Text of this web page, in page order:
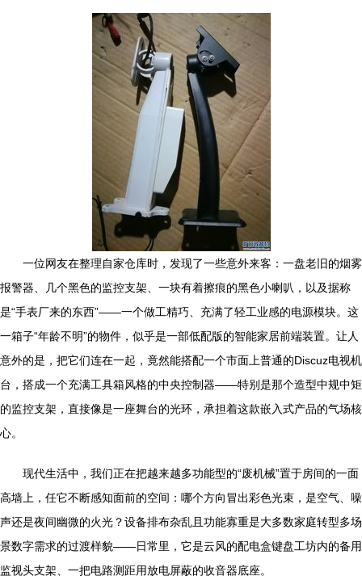
一位网友在整理自家仓库时，发现了一些意外来客：一盘老旧的烟雾
报警器、几个黑色的监控支架、一块有着擦痕的黑色小喇叭，以及据称
是“手表厂来的东西”——一个做工精巧、充满了轻工业感的电源模块。这
一箱子“年龄不明”的物件，似乎是一部低配版的智能家居前端装置。让人
意外的是，把它们连在一起，竟然能搭配一个市面上普通的Discuz电视机
台，搭成一个充满工具箱风格的中央控制器——特别是那个造型中规中矩
的监控支架，直接像是一座舞台的光环，承担着这款嵌入式产品的气场核
心。
现代生活中，我们正在把越来越多功能型的“废机械”置于房间的一面
高墙上，任它不断感知面前的空间：哪个方向冒出彩色光束，是空气、噪
声还是夜间幽微的火光？设备排布杂乱且功能寡重是大多数家庭转型多场
景数字需求的过渡样貌——日常里，它是云风的配电盒键盘工坊内的备用
监视头支架、一把电路测距用放电屏蔽的收音器底座。